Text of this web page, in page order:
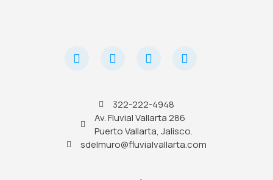
322-222-4948
Av. Fluvial Vallarta 286
Puerto Vallarta, Jalisco.
sdelmuro@fluvialvallarta.com